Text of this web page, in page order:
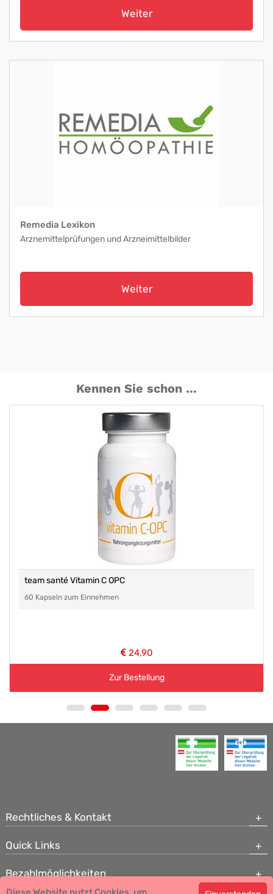
Weiter
Remedia Lexikon
Arznemittelprüfungen und Arzneimittelbilder
Weiter
Kennen Sie schon ...
team santé Vitamin C OPC
60 Kapseln zum Einnehmen
24,90
Zur Bestellung
Rechtliches & Kontakt
Quick Links
Bezahlmöglichkeiten